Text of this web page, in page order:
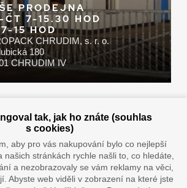
PRODEJNA
ČT 7-15.30 HOD
15 HOD
CHRUDIM, s. r. o.
180
CHRUDIM IV
vaším oblíbeným dopravcem
tak, jak ho znáte (souhlas
s cookies)
aby pro vás nakupování bylo co nejlepší
našich stránkách rychle našli to, co hledáte,
a nezobrazovaly se vám reklamy na věci,
Abyste web viděli v zobrazení na které jste